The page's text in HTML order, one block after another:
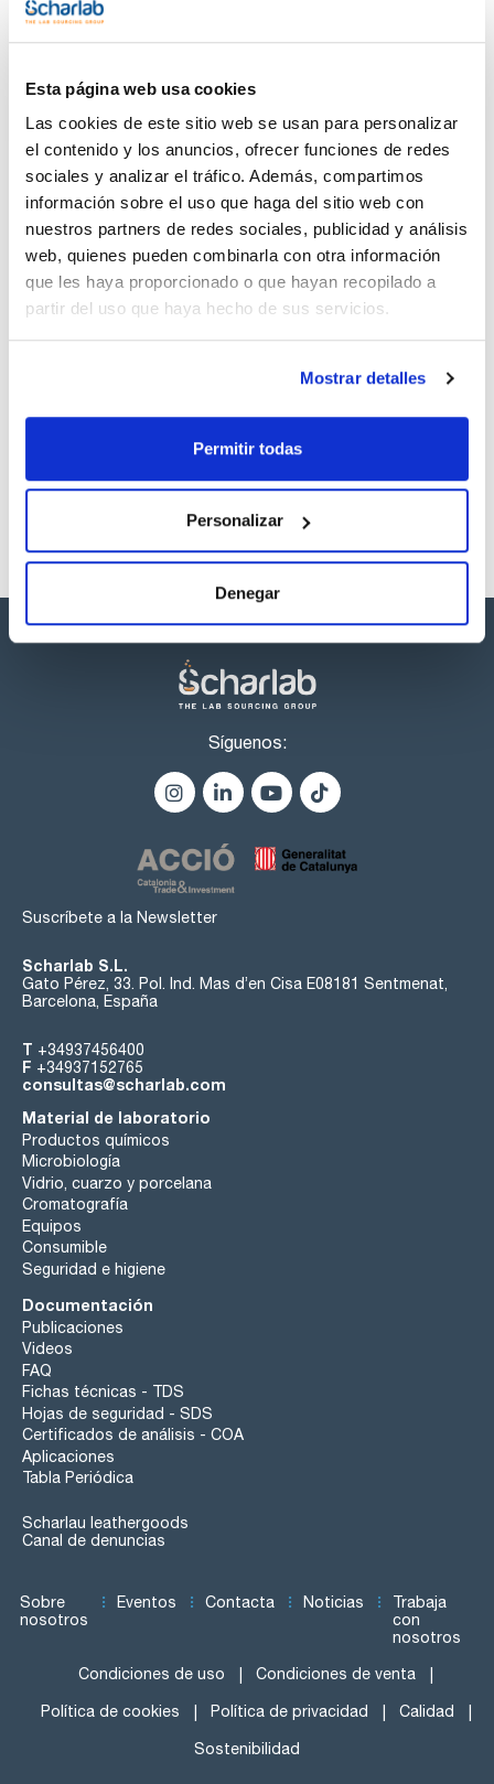
Esta página web usa cookies
Las cookies de este sitio web se usan para personalizar
el contenido y los anuncios, ofrecer funciones de redes
sociales y analizar el tráfico. Además, compartimos
información sobre el uso que haga del sitio web con
nuestros partners de redes sociales, publicidad y análisis
web, quienes pueden combinarla con otra información
que les haya proporcionado o que hayan recopilado a
partir del uso que haya hecho de sus servicios.
Mostrar detalles
Permitir todas
Personalizar
Denegar
Características
x 5 ml(1)
Capacidad
ME04550005
x 5 ml :: Botella
Comprar
Ver stock
Síguenos:
Suscríbete a la Newsletter
Scharlab S.L.
Gato Pérez, 33. Pol. Ind. Mas d’en Cisa E08181 Sentmenat,
Barcelona, España
T +34937456400
F +34937152765
consultas@scharlab.com
Material de laboratorio
Productos químicos
Microbiología
Vidrio, cuarzo y porcelana
Cromatografía
Equipos
Consumible
Seguridad e higiene
Documentación
Publicaciones
Videos
FAQ
Fichas técnicas - TDS
Hojas de seguridad - SDS
Certificados de análisis - COA
Aplicaciones
Tabla Periódica
Scharlau leathergoods
Canal de denuncias
Sobre
nosotros
Eventos Contacta Noticias
Trabaja
con
nosotros
Condiciones de uso Condiciones de venta
Política de cookies Política de privacidad Calidad
Sostenibilidad